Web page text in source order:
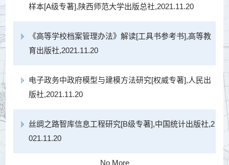
样本[A级专著],陕西师范大学出版总社,2021.11.20
《高等学校档案管理办法》解读[工具书参考书],高等教
育出版社,2021.11.20
电子政务中政府模型与建模方法研究[权威专著],人民出
版社,2021.11.20
丝绸之路智库信息工程研究[B级专著],中国统计出版社,2
021.11.20
No More